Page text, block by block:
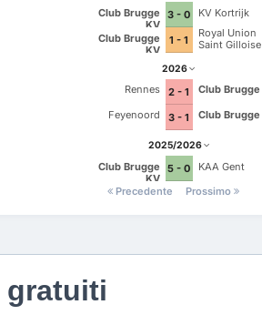
Club Brugge
KV
3 - 0
KV Kortrijk
Club Brugge
KV
1 - 1
Royal Union
Saint Gilloise
2026
Rennes 2 - 1
Club Brugge
Feyenoord
3 - 1 Club Brugge
2025/2026
Club Brugge
KV
5 - 0
KAA Gent
Precedente
Prossimo
gratuiti